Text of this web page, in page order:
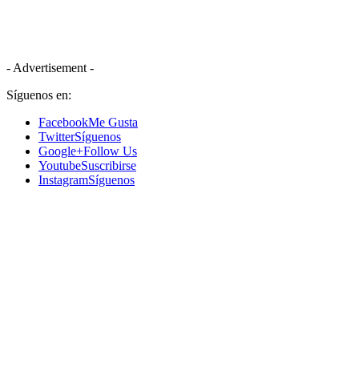
- Advertisement -
Síguenos en:
FacebookMe Gusta
TwitterSíguenos
Google+Follow Us
YoutubeSuscribirse
InstagramSíguenos